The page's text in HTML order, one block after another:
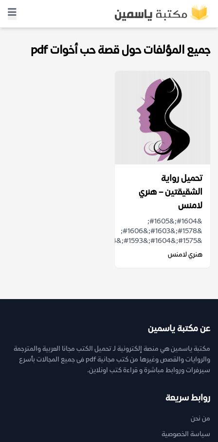
جميع المؤلفات حول قصة حب أخوات pdf
تحميل رواية
الشقيقتين – هنري
لامنس
&#1604;&#1605;
&#1578;&#1603;&#1606;
&#1575;&#1604;&#1593;&#1604;&#1575;&#1602;&...
هنري لامنس
عن مكتبة ياسمين
مكتبة ياسمين هي منصة إلكترونية لـ تحميل الكتب مجانا العربية والمترجمة
والروايات والقصص وغيرها من كتب مجانية pdf فى جميع المجالات بأسرع
سيرفرات وروابط مباشرة و قراءة كتب اونلاين.
روابط سريعة
من نحن
سياسة الخصوصية